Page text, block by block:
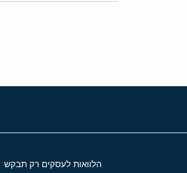
הלוואות לעסקים רק תבקש